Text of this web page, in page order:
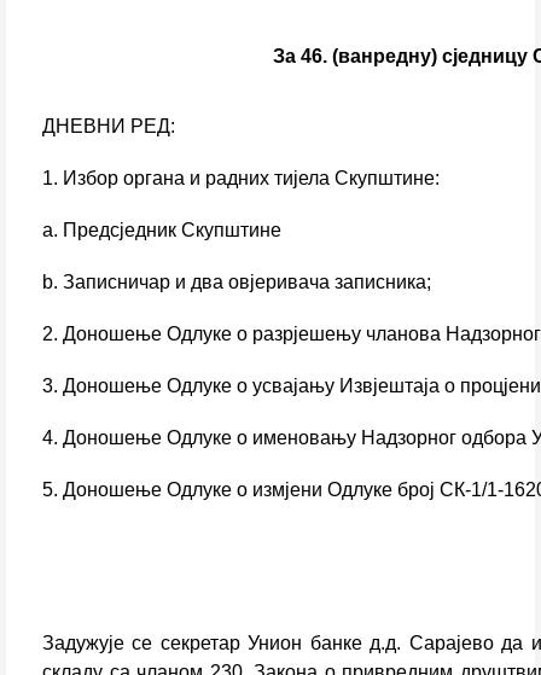
За 46. (ванредну)
ДНЕВНИ РЕД:
1. Избор органа и радних тијела Скупштине:
a. Предсједник Скупштине
b. Записничар и два овјеривача записника;
2. Доношење Одлуке о разрјешењу чланова
3. Доношење Одлуке о усвајању Извјештаја о
4. Доношење Одлуке о именовању Надзорног одбора
5. Доношење Одлуке о измјени Одлуке број СК-1/1-
Задужује се секретар Унион банке д.д. Сарајево да